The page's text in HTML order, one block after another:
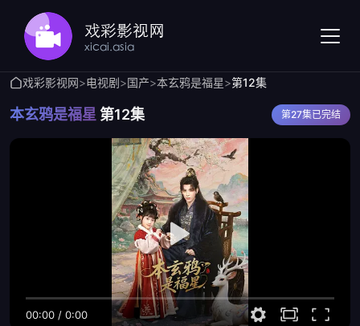
戏彩影视网>电视剧>国产>本玄鸦是福星>第12集
本玄鸦是福星 第12集 第27集已完结
00:00 / 0:00